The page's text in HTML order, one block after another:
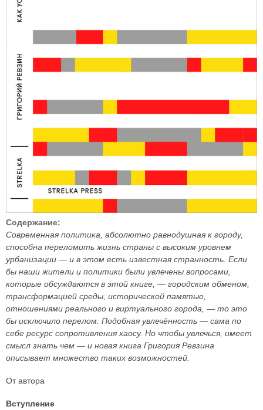
Содержание:
Современная политика, абсолютно равнодушная к городу,
способна переломить жизнь страны с высоким уровнем
урбанизации — и в этом есть известная странность. Если
бы наши жители и политики были увлечены вопросами,
которые обсуждаются в этой книге, — городским обменом,
трансформацией среды, исторической памятью,
отношениями реального и виртуального города, — то это
бы исключило перелом. Подобная увлечённость — сама по
себе ресурс сопротивления хаосу. Но чтобы увлечься, имеет
смысл знать чем — и новая книга Григория Ревзина
описывает множество таких возможностей.
От автора
Вступление